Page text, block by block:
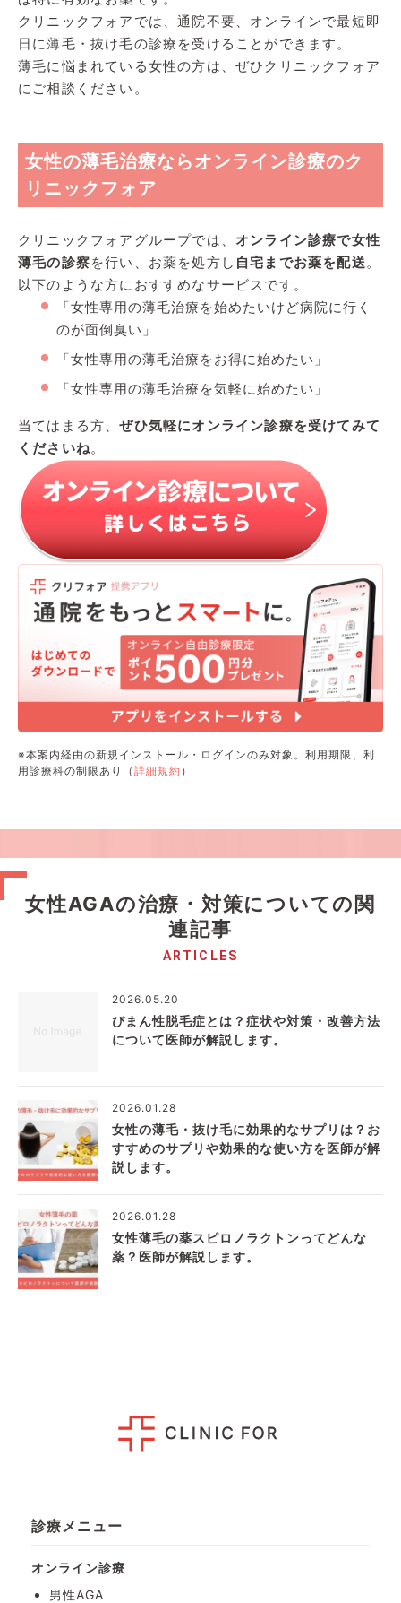
クリニックフォアでは、通院不要、オンラインで最短即
日に薄毛・抜け毛の診療を受けることができます。
薄毛に悩まれている女性の方は、ぜひクリニックフォア
にご相談ください。
女性の薄毛治療ならオンライン診療のク
リニックフォア
クリニックフォアグループでは、 オンライン診療で女性
薄毛の診察を行い、お薬を処方し 自宅までお薬を配送。
以下のような方におすすめなサービスです。
「女性専用の薄毛治療を始めたいけど病院に行く
のが面倒臭い」
「女性専用の薄毛治療をお得に始めたい」
「女性専用の薄毛治療を気軽に始めたい」
当てはまる方、ぜひ気軽にオンライン診療を受けてみて
くださいね。
※本案内経由の新規インストール・ログインのみ対象。利用期限、利
用診療科の制限あり（ 詳細規約 ）
女性AGAの治療・対策についての関
連記事
ARTICLES
2026.05.20
びまん性脱毛症とは？症状や対策・改善方法
について医師が解説します。
2026.01.28
女性の薄毛・抜け毛に効果的なサプリは？お
すすめのサプリや効果的な使い方を医師が解
説します。
2026.01.28
女性薄毛の薬スピロノラクトンってどんな
薬？医師が解説します。
診療メニュー
オンライン診療
男性AGA